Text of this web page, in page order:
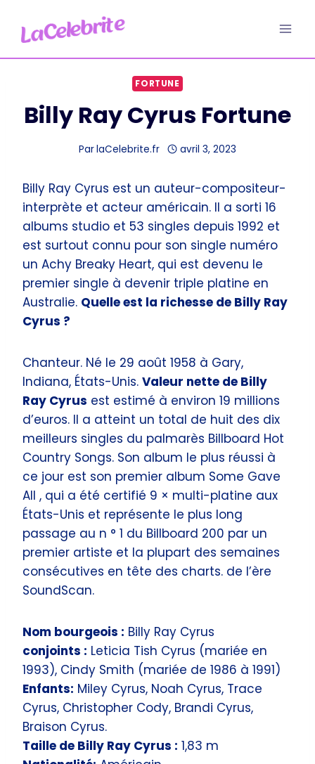
contenu
FORTUNE
Billy Ray Cyrus Fortune
ParlaCelebrite.fr avril 3, 2023
Billy Ray Cyrus est un auteur-compositeur-
interprète et acteur américain. Il a sorti 16
albums studio et 53 singles depuis 1992 et
est surtout connu pour son single numéro
un Achy Breaky Heart, qui est devenu le
premier single à devenir triple platine en
Australie. Quelle est la richesse de Billy Ray
Cyrus ?
Chanteur. Né le 29 août 1958 à Gary,
Indiana, États-Unis. Valeur nette de Billy
Ray Cyrus est estimé à environ 19 millions
d’euros. Il a atteint un total de huit des dix
meilleurs singles du palmarès Billboard Hot
Country Songs. Son album le plus réussi à
ce jour est son premier album Some Gave
All , qui a été certifié 9 × multi-platine aux
États-Unis et représente le plus long
passage au n ° 1 du Billboard 200 par un
premier artiste et la plupart des semaines
consécutives en tête des charts. de l’ère
SoundScan.
Nom bourgeois : Billy Ray Cyrus
conjoints : Leticia Tish Cyrus (mariée en
1993), Cindy Smith (mariée de 1986 à 1991)
Enfants: Miley Cyrus, Noah Cyrus, Trace
Cyrus, Christopher Cody, Brandi Cyrus,
Braison Cyrus.
Taille de Billy Ray Cyrus : 1,83 m